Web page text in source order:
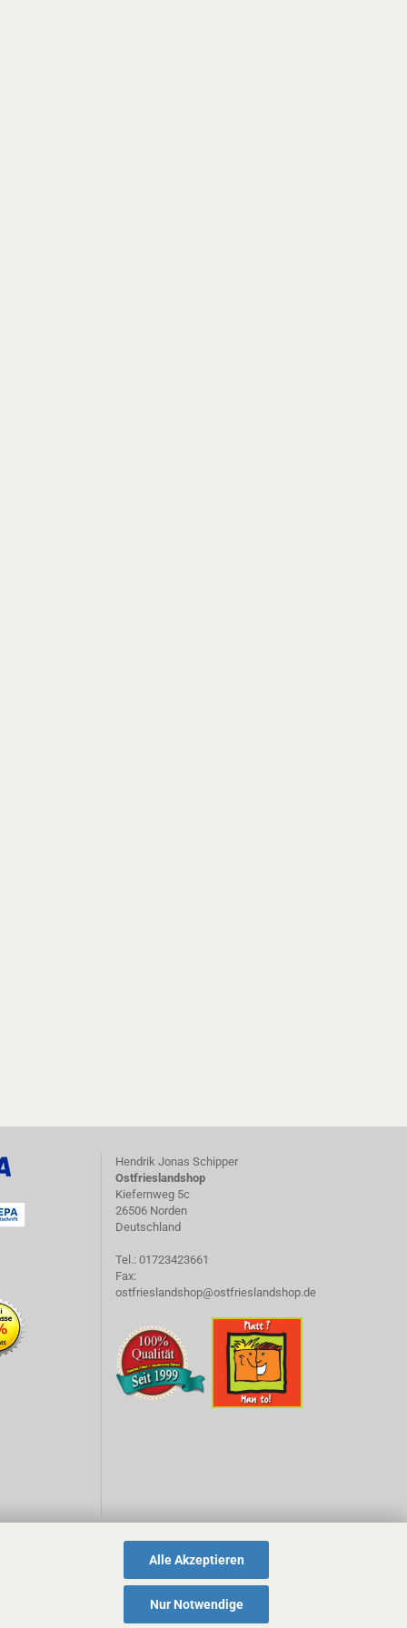
Alle Akzeptieren
Nur Notwendige
Hendrik Jonas Schipper
Ostfrieslandshop
Kiefernweg 5c
26506 Norden
Deutschland
Tel.: 01723423661
Fax:
ostfrieslandshop@ostfrieslandshop.de